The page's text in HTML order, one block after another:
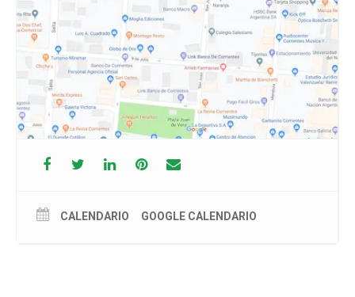
Gonzalo Lorenzo, agrega texturas y colores a las melodías,
mientras que el vocalista y guitarrista Brian Tolenti logra
capturar la esencia del sonido de Cerati con su voz versátil y
su virtuosismo en la guitarra.
Para los fans de Soda Stereo, El Cuarto Soda es una
oportunidad única de revivir las canciones de una de las
bandas más importantes de la música argentina,
interpretadas por una banda que ha sabido honrar su legado
con pasión y dedicación.
Entradas
A la venta en weepas.ar/ y en boletería del teatro, San Juan
CALENDARIO GOOGLE CALENDARIO